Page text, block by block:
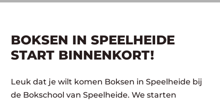
BOKSEN IN SPEELHEIDE
START BINNENKORT!
Leuk dat je wilt komen Boksen in Speelheide bij
de Bokschool van Speelheide. We starten